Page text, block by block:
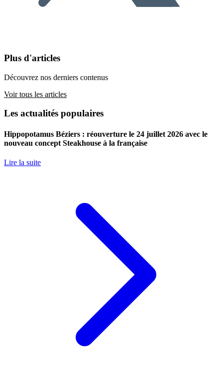
Plus d'articles
Découvrez nos derniers contenus
Voir tous les articles
Les actualités populaires
Hippopotamus Béziers : réouverture le 24 juillet 2026 avec le
nouveau concept Steakhouse à la française
Lire la suite